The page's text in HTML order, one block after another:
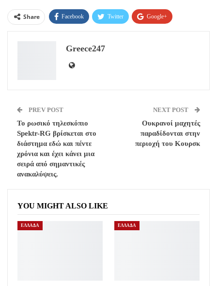
Share Facebook Twitter Google+
Greece247
PREV POST
Το ρωσικό τηλεσκόπιο
Spektr-RG βρίσκεται στο
διάστημα εδώ και πέντε
χρόνια και έχει κάνει μια
σειρά από σημαντικές
ανακαλύψεις.
NEXT POST
Ουκρανοί μαχητές
παραδίδονται στην
περιοχή του Κουρσκ
YOU MIGHT ALSO LIKE
ΕΛΛΑΔΑ ΕΛΛΑΔΑ